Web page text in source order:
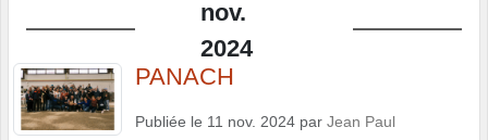
nov.
2024
PANACH
Publiée le 11 nov. 2024 par Jean Paul